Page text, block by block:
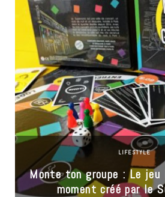
LIFESTYLE
Monte ton groupe : Le
moment créé par le